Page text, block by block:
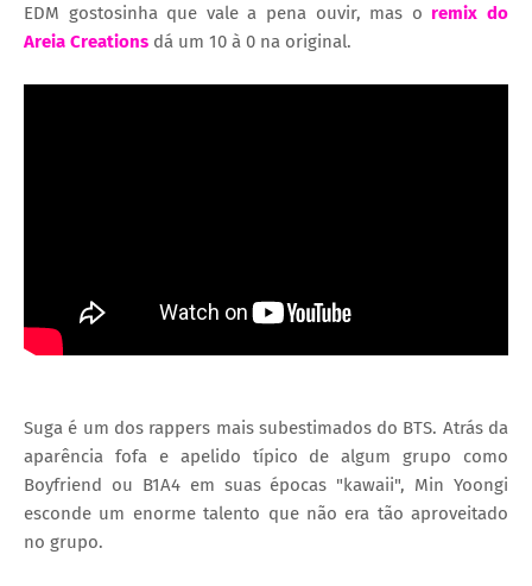
EDM gostosinha que vale a pena ouvir, mas o remix do
Areia Creations dá um 10 à 0 na original.
Suga é um dos rappers mais subestimados do BTS. Atrás da
aparência fofa e apelido típico de algum grupo como
Boyfriend ou B1A4 em suas épocas "kawaii", Min Yoongi
esconde um enorme talento que não era tão aproveitado
no grupo.